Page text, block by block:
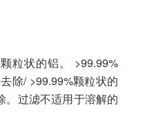
粒状的铝。 >99.99%
除/ >99.99%颗粒状的
。过滤不适用于溶解的